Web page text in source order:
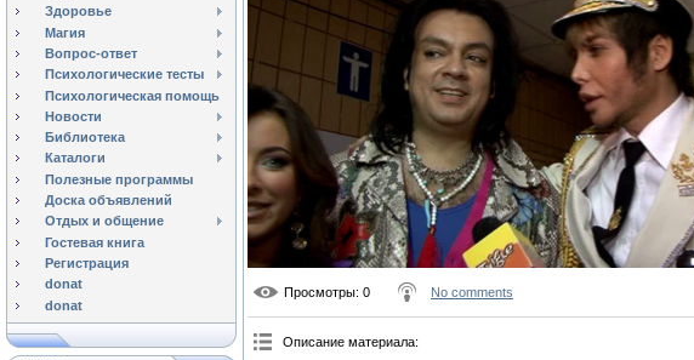
Здоровье
Магия
Вопрос-ответ
Психологические тесты
Психологическая помощь
Новости
Библиотека
Каталоги
Полезные программы
Доска объявлений
Отдых и общение
Гостевая книга
Регистрация
donat
donat
Просмотры: 0 No comments
Описание материала: